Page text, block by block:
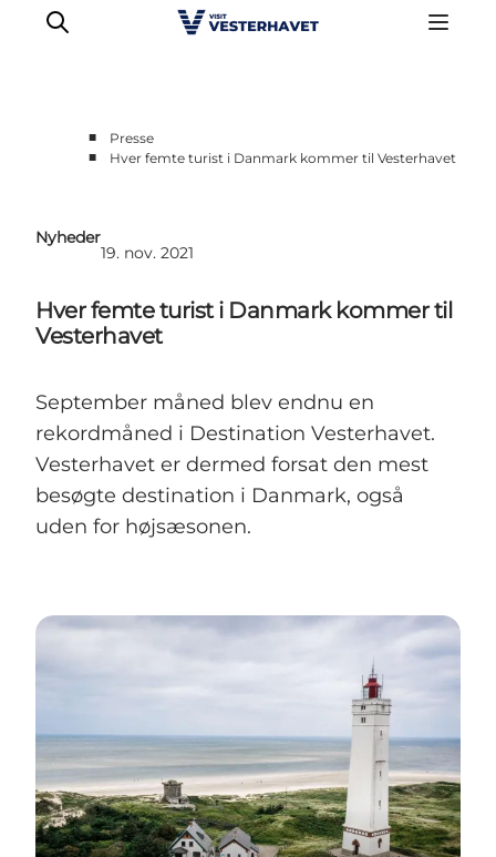
Projekter
Nyheder
Om os
■
Presse
■
Hver femte turist i Danmark kommer til Vesterhavet
Nyheder
19. nov. 2021
Hver femte turist i Danmark kommer til
Vesterhavet
September måned blev endnu en
rekordmåned i Destination Vesterhavet.
Vesterhavet er dermed forsat den mest
besøgte destination i Danmark, også
uden for højsæsonen.